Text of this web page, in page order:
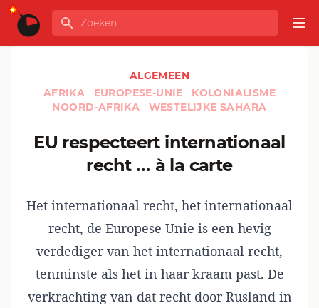
Ga naar de inhoud
GLOBALINFO
Zoeken
ALGEMEEN
AFRIKA
EUROPESE-UNIE
KOLONIALISME
NOORD-AFRIKA
WESTELIJKE SAHARA
EU respecteert internationaal
recht … à la carte
Het internationaal recht, het internationaal
recht, de Europese Unie is een hevig
verdediger van het internationaal recht,
tenminste als het in haar kraam past. De
verkrachting van dat recht door Rusland in